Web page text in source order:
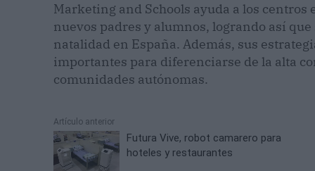
Marketing and Schools ayuda a los
nuevos padres y alumnos, logrando así
natalidad en España. Además, sus
importantes para diferenciarse de la alta
comunidades autónomas.
Artículo anterior
Futura Vive, robot camarero para
hoteles y restaurantes